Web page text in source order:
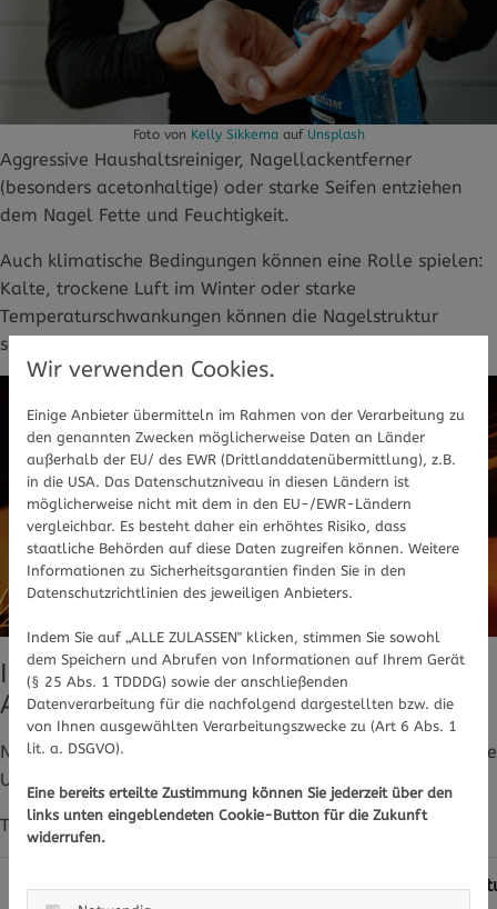
Foto von Kelly Sikkemaauf Unsplash
Aggressive Haushaltsreiniger, Nagellackentferner
(besonders acetonhaltige) oder starke Seifen entziehen
dem Nagel Fette und Feuchtigkeit.
Auch klimatische Bedingungen können eine Rolle spielen:
Kalte, trockene Luft im Winter oder starke
Temperaturschwankungen können die Nagelstruktur
schwächen.
Foto von Patti Blackauf Unsplash
Innere Ursachen (gesundheitliche
Auslöser)
Neben äußeren Einflüssen können auch innere Faktoren die
Ursache der
Tabelle: Ursachen von brüchigen Nägeln und Tipps dazu
Mögliche Ursache
Symptome
Was Sie
Wir verwenden Cookies.
Einige Anbieter übermitteln im Rahmen von der Verarbeitung zu
den genannten Zwecken möglicherweise Daten an Länder
außerhalb der EU/ des EWR (Drittlanddatenübermittlung), z.B.
in die USA. Das Datenschutzniveau in diesen Ländern ist
möglicherweise nicht mit dem in den EU-/EWR-Ländern
vergleichbar. Es besteht daher ein erhöhtes Risiko, dass
staatliche Behörden auf diese Daten zugreifen können. Weitere
Informationen zu Sicherheitsgarantien finden Sie in den
Datenschutzrichtlinien des jeweiligen Anbieters.
Indem Sie auf „ALLE ZULASSEN" klicken, stimmen Sie sowohl
dem Speichern und Abrufen von Informationen auf Ihrem Gerät
(§ 25 Abs. 1 TDDDG) sowie der anschließenden
Datenverarbeitung für die nachfolgend dargestellten bzw. die
von Ihnen ausgewählten Verarbeitungszwecke zu (Art 6 Abs. 1
lit. a. DSGVO).
Eine bereits erteilte Zustimmung können Sie jederzeit über den
links unten eingeblendeten Cookie-Button für die Zukunft
widerrufen.